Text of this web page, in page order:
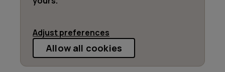
Adjust preferences
Allow all cookies